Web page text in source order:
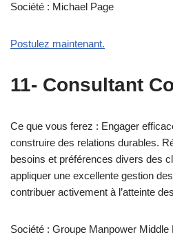
Société : Michael Page
Postulez maintenant.
11- Consultant
Ce que vous ferez : Engager
construire des relations durables.
besoins et préférences divers des
appliquer une excellente gestion
contribuer activement à l’atteinte
Société : Groupe Manpower Middle